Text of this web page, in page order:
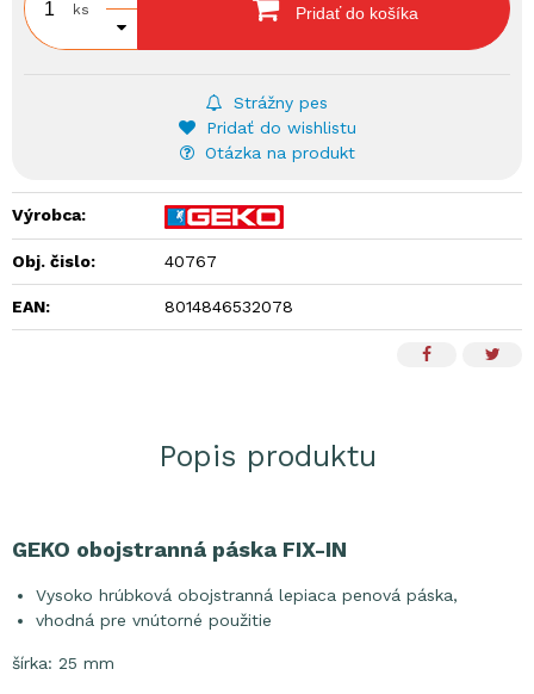
ks Pridať do košíka
Strážny pes
Pridať do wishlistu
Otázka na produkt
Výrobca:
Obj. čislo: 40767
EAN: 8014846532078
Popis produktu
GEKO obojstranná páska FIX-IN
Vysoko hrúbková obojstranná lepiaca penová páska,
vhodná pre vnútorné použitie
šírka: 25 mm